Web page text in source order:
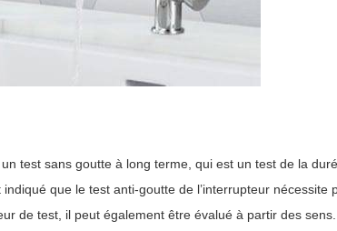
test sans goutte à long terme, qui est un test de la
que le test anti-goutte de l’interrupteur nécessite
de test, il peut également être évalué à partir des